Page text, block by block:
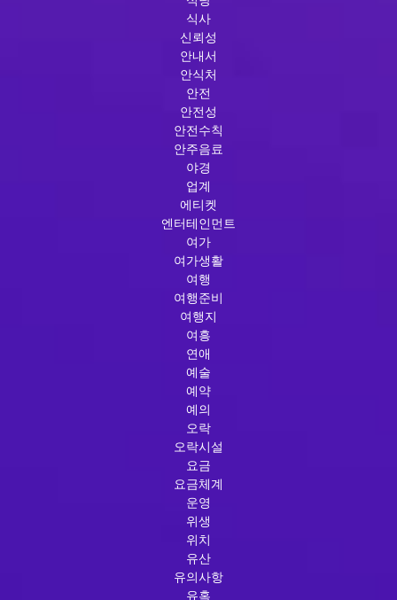
식사
신뢰성
안내서
안식처
안전
안전성
안전수칙
안주음료
야경
업계
에티켓
엔터테인먼트
여가
여가생활
여행
여행준비
여행지
여흥
연애
예술
예약
예의
오락
오락시설
요금
요금체계
운영
위생
위치
유산
유의사항
유혹